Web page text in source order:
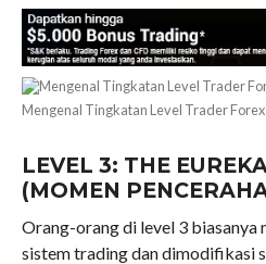
Mengenal Tingkatan Level Trader Forex
LEVEL 3: THE
(MOMEN
Orang-orang di level 3 biasanya
sistem trading dan dimodifikasi